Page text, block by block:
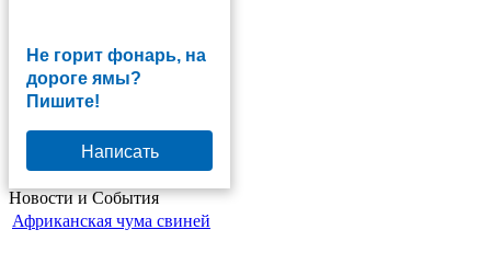
Не горит фонарь, на
дороге ямы?
Пишите!
Написать
Новости и События
Африканская чума свиней